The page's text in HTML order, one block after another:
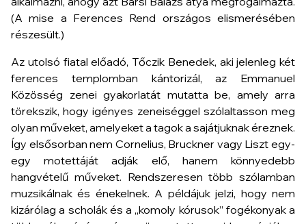
(A mise a Ferences Rend országos elismerésében
részesült.)
Az utolsó fiatal előadó, Tőczik Benedek, aki jelenleg két
ferences templomban kántorizál, az Emmanuel
Közösség zenei gyakorlatát mutatta be, amely arra
törekszik, hogy igényes zeneiséggel szólaltasson meg
olyan műveket, amelyeket a tagok a sajátjuknak éreznek.
Így elsősorban nem Cornelius, Bruckner vagy Liszt egy-
egy motettáját adják elő, hanem könnyedebb
hangvételű műveket. Rendszeresen több szólamban
muzsikálnak és énekelnek. A példájuk jelzi, hogy nem
kizárólag a scholákés a „komoly kórusok” fogékonyak a